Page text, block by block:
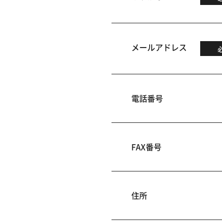
メールアドレス
電話番号
FAX番号
住所